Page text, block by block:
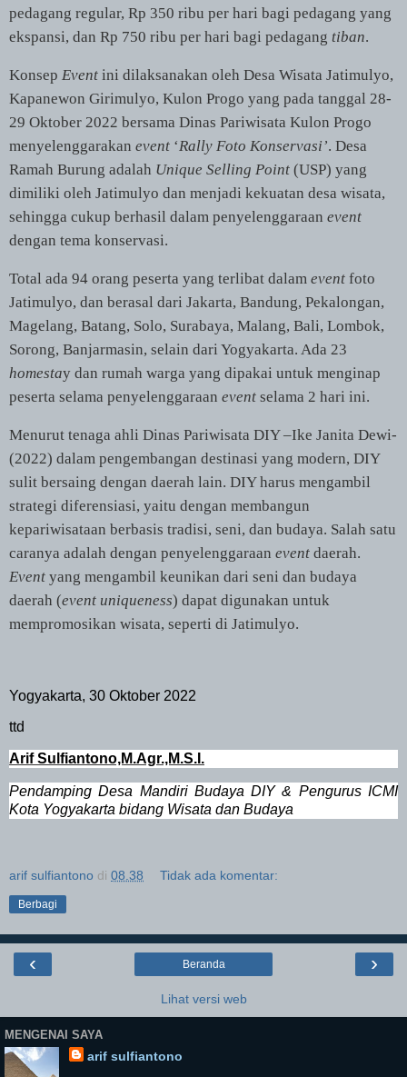
pedagang regular, Rp 350 ribu per hari bagi pedagang yang
ekspansi, dan Rp 750 ribu per hari bagi pedagang tiban.
Konsep Event ini dilaksanakan oleh Desa Wisata Jatimulyo,
Kapanewon Girimulyo, Kulon Progo yang pada tanggal 28-
29 Oktober 2022 bersama Dinas Pariwisata Kulon Progo
menyelenggarakan event ‘Rally Foto Konservasi’. Desa
Ramah Burung adalah Unique Selling Point (USP) yang
dimiliki oleh Jatimulyo dan menjadi kekuatan desa wisata,
sehingga cukup berhasil dalam penyelenggaraan event
dengan tema konservasi.
Total ada 94 orang peserta yang terlibat dalam event foto
Jatimulyo, dan berasal dari Jakarta, Bandung, Pekalongan,
Magelang, Batang, Solo, Surabaya, Malang, Bali, Lombok,
Sorong, Banjarmasin, selain dari Yogyakarta. Ada 23
homestay dan rumah warga yang dipakai untuk menginap
peserta selama penyelenggaraan event selama 2 hari ini.
Menurut tenaga ahli Dinas Pariwisata DIY –Ike Janita Dewi-
(2022) dalam pengembangan destinasi yang modern, DIY
sulit bersaing dengan daerah lain. DIY harus mengambil
strategi diferensiasi, yaitu dengan membangun
kepariwisataan berbasis tradisi, seni, dan budaya. Salah satu
caranya adalah dengan penyelenggaraan event daerah.
Event yang mengambil keunikan dari seni dan budaya
daerah (event uniqueness) dapat digunakan untuk
mempromosikan wisata, seperti di Jatimulyo.
Yogyakarta, 30 Oktober 2022
ttd
Arif Sulfiantono,M.Agr.,M.S.I.
Pendamping Desa Mandiri Budaya DIY & Pengurus ICMI
Kota Yogyakarta bidang Wisata dan Budaya
arif sulfiantono di 08.38 Tidak ada komentar:
Berbagi
‹ ›
Beranda
Lihat versi web
MENGENAI SAYA
arif sulfiantono